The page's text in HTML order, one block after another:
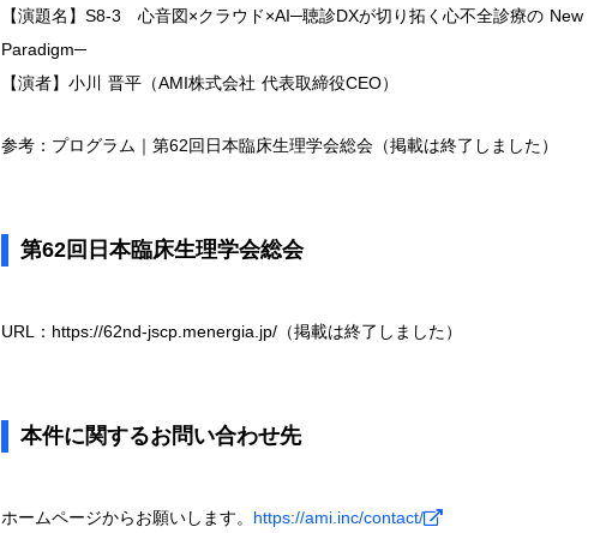
【演題名】S8-3 心音図×クラウド×AI─聴診DXが切り拓く心不全診療の New
Paradigm─
【演者】小川 晋平（AMI株式会社 代表取締役CEO）
参考：プログラム｜第62回日本臨床生理学会総会（掲載は終了しました）
第62回日本臨床生理学会総会
URL：https://62nd-jscp.menergia.jp/（掲載は終了しました）
本件に関するお問い合わせ先
ホームページからお願いします。 https://ami.inc/contact/